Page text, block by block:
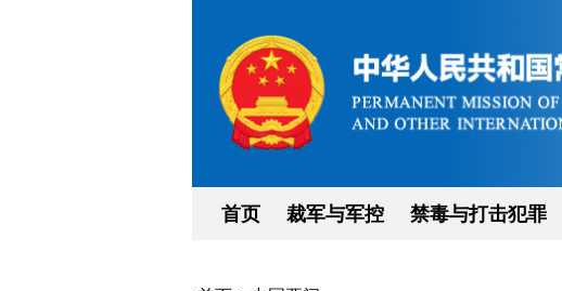
首页 裁军与军控 禁毒与打击犯罪